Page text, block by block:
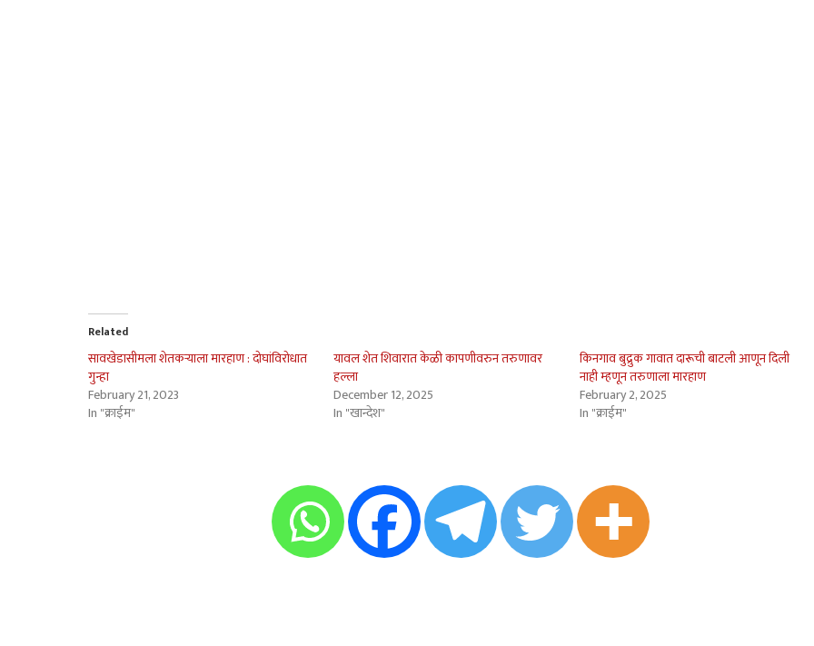
Related
सावखेडासीमला शेतकर्‍याला मारहाण : दोघांविरोधात
गुन्हा
February 21, 2023
In "क्राईम"
यावल शेत शिवारात केळी कापणीवरुन तरुणावर
हल्ला
December 12, 2025
In "खान्देश"
किनगाव बुद्रुक गावात दारूची बाटली आणून दिली
नाही म्हणून तरुणाला मारहाण
February 2, 2025
In "क्राईम"